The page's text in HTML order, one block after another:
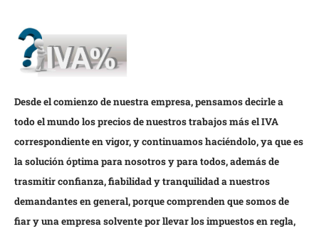
Desde el comienzo de nuestra empresa, pensamos decirle a
todo el mundo los precios de nuestros trabajos más el IVA
correspondiente en vigor, y continuamos haciéndolo, ya que es
la solución óptima para nosotros y para todos, además de
trasmitir confianza, fiabilidad y tranquilidad a nuestros
demandantes en general, porque comprenden que somos de
fiar y una empresa solvente por llevar los impuestos en regla,